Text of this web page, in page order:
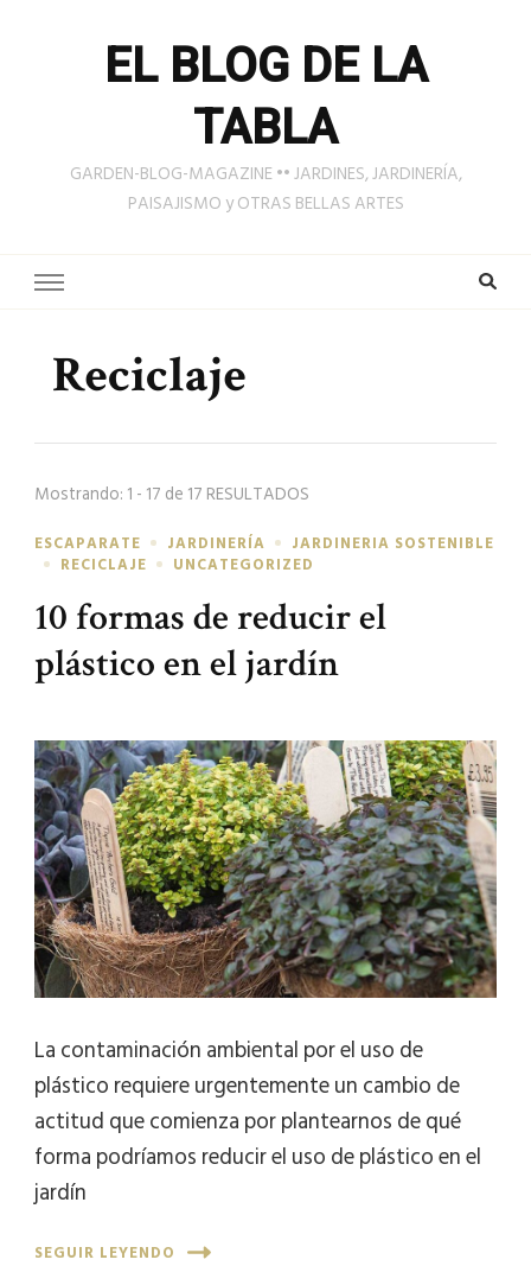
EL BLOG DE LA
TABLA
GARDEN-BLOG-MAGAZINE •• JARDINES, JARDINERÍA,
PAISAJISMO y OTRAS BELLAS ARTES
Reciclaje
Mostrando: 1 - 17 de 17 RESULTADOS
ESCAPARATE JARDINERÍA
JARDINERIA SOSTENIBLE
RECICLAJE
UNCATEGORIZED
10 formas de reducir el
plástico en el jardín
La contaminación ambiental por el uso de
plástico requiere urgentemente un cambio de
actitud que comienza por plantearnos de qué
forma podríamos reducir el uso de plástico en el
jardín
SEGUIR LEYENDO